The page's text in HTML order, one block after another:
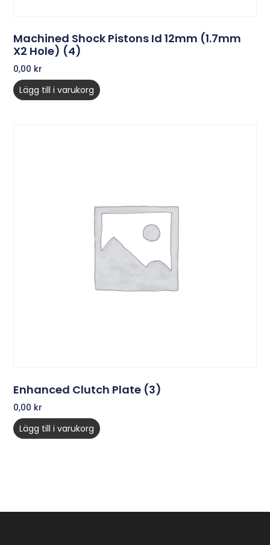
Machined Shock Pistons Id 12mm (1.7mm
X2 Hole) (4)
0,00 kr
Lägg till i varukorg
Enhanced Clutch Plate (3)
0,00 kr
Lägg till i varukorg